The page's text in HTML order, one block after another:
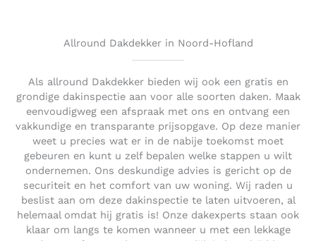
Allround Dakdekker in Noord-Hofland
Als allround Dakdekker bieden wij ook een gratis en
grondige dakinspectie aan voor alle soorten daken. Maak
eenvoudigweg een afspraak met ons en ontvang een
vakkundige en transparante prijsopgave. Op deze manier
weet u precies wat er in de nabije toekomst moet
gebeuren en kunt u zelf bepalen welke stappen u wilt
ondernemen. Ons deskundige advies is gericht op de
securiteit en het comfort van uw woning. Wij raden u
beslist aan om deze dakinspectie te laten uitvoeren, al
helemaal omdat hij gratis is! Onze dakexperts staan ook
klaar om langs te komen wanneer u met een lekkage